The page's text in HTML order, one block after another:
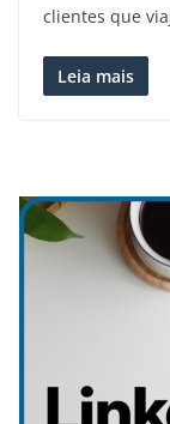
clientes que
Leia mais